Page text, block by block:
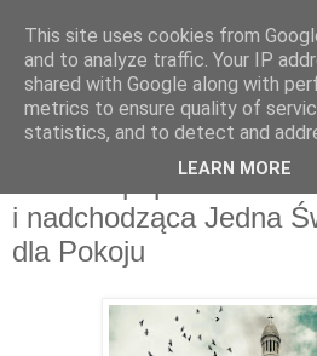
niedziela, stycznia 10, 2016
Jezuicki papież
i nadchodząca Jedna
dla Pokoju
This site uses cookies from
and to analyze traffic. Your IP
shared with Google along with
metrics to ensure quality of
statistics, and to detect and
LEARN MORE